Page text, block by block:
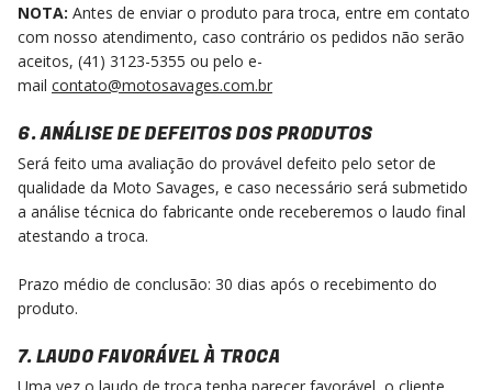
NOTA: Antes de enviar o produto para troca, entre em contato
com nosso atendimento, caso contrário os pedidos não serão
aceitos, (41) 3123-5355 ou pelo e-
mail contato@motosavages.com.br
6. ANÁLISE DE DEFEITOS DOS PRODUTOS
Será feito uma avaliação do provável defeito pelo setor de
qualidade da Moto Savages, e caso necessário será submetido
a análise técnica do fabricante onde receberemos o laudo final
atestando a troca.
Prazo médio de conclusão: 30 dias após o recebimento do
produto.
7. LAUDO FAVORÁVEL À TROCA